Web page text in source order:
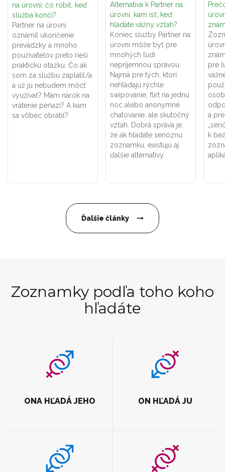
na úrovni: čo robiť, keď
služba končí?
Partner na úrovni
oznámil ukončenie
prevádzky a mnoho
používateľov preto rieši
praktickú otázku: Čo ak
som za službu zaplatil/a
a už ju nebudem môcť
využívať? Mám nárok na
vrátenie peňazí? A kam
sa vôbec obrátiť?
Alternatíva k Partner na
úrovni: kam ísť, keď
hľadáte vážny vzťah?
Koniec služby Partner na
úrovni môže byť pre
mnohých ľudí
nepríjemnou správou.
Najmä pre tých, ktorí
nehľadajú rýchle
swipovanie, flirt na jednu
noc alebo anonymné
chatovanie, ale skutočný
vzťah. Dobrá správa je,
že ak hľadáte serióznu
zoznamku, existujú aj
ďalšie alternatívy.
pre
a
k
Ďalšie články
Zoznamky podľa toho koho
hľadáte
ONA HĽADÁ JEHO ON HĽADÁ JU